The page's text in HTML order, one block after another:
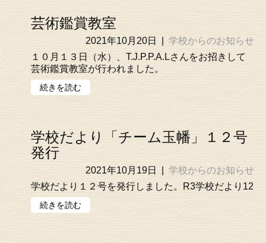
芸術鑑賞教室
2021年10月20日
学校からのお知らせ
１０月１３日（水）、T.J.P.P.A.Lさんをお招きして
芸術鑑賞教室が行われました。
続きを読む
学校だより「チーム玉幡」１２号
発行
2021年10月19日
学校からのお知らせ
学校だより１２号を発行しました。R3学校だより12
続きを読む